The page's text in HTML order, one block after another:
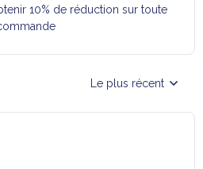
10% de réduction sur toute
Le plus récent